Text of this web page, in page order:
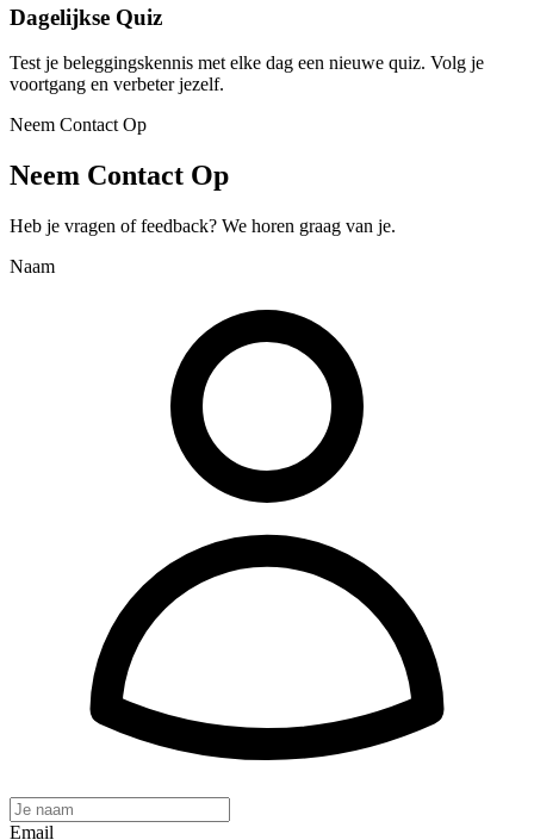
Dagelijkse Quiz
Test je beleggingskennis met elke dag een nieuwe quiz. Volg je
voortgang en verbeter jezelf.
Neem Contact Op
Neem Contact Op
Heb je vragen of feedback? We horen graag van je.
Naam
Email